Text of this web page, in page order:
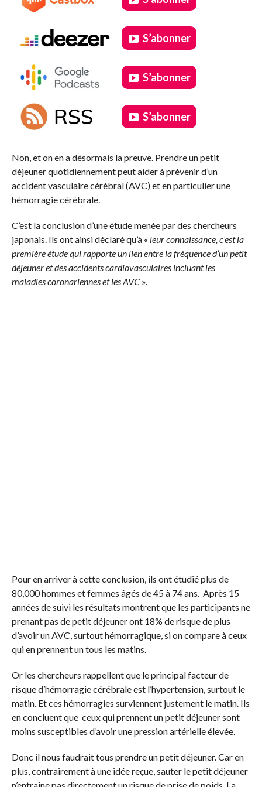
S’abonner
S’abonner
S’abonner
Non, et on en a désormais la preuve. Prendre un petit
déjeuner quotidiennement peut aider à prévenir d’un
accident vasculaire cérébral (AVC) et en particulier une
hémorragie cérébrale.
C’est la conclusion d’une étude menée par des chercheurs
japonais. Ils ont ainsi déclaré qu’à « leur connaissance, c’est la
première étude qui rapporte un lien entre la fréquence d’un petit
déjeuner et des accidents cardiovasculaires incluant les
maladies coronariennes et les AVC».
Pour en arriver à cette conclusion, ils ont étudié plus de
80,000 hommes et femmes âgés de 45 à 74 ans. Après 15
années de suivi les résultats montrent que les participants ne
prenant pas de petit déjeuner ont 18% de risque de plus
d’avoir un AVC, surtout hémorragique, si on compare à ceux
qui en prennent un tous les matins.
Or les chercheurs rappellent que le principal facteur de
risque d’hémorragie cérébrale est l’hypertension, surtout le
matin. Et ces hémorragies surviennent justement le matin. Ils
en concluent que ceux qui prennent un petit déjeuner sont
moins susceptibles d’avoir une pression artérielle élevée.
Donc il nous faudrait tous prendre un petit déjeuner. Car en
plus, contrairement à une idée reçue, sauter le petit déjeuner